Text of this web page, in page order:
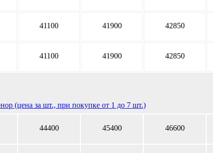
41100 41900 42850
41100 41900 42850
(цена за шт., при покупке от 1 до 7 шт.)
44400 45400 46600